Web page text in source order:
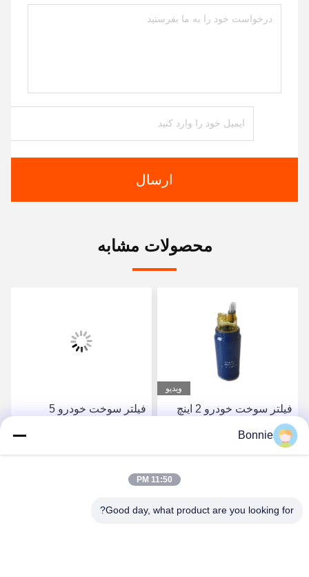
ارسال
محصولات مشابه
ویدیو
فیلتر سوخت خودرو 2 اینچ
612600081335
بهترین قیمت رو بدست
بیار
فیلتر سوخت خودرو 5
سازنده
Bonnie
11:50 PM
Good day, what product are you looking for?